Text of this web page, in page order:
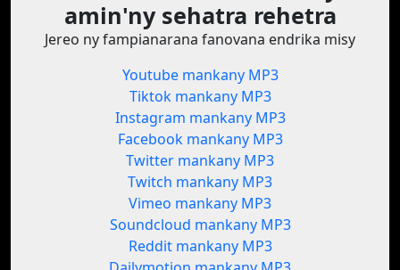
amin'ny sehatra rehetra
Jereo ny fampianarana fanovana endrika misy
Youtube mankany MP3
Tiktok mankany MP3
Instagram mankany MP3
Facebook mankany MP3
Twitter mankany MP3
Twitch mankany MP3
Vimeo mankany MP3
Soundcloud mankany MP3
Reddit mankany MP3